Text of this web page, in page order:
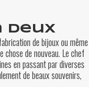
deux
de bijoux ou même
de nouveau. Le chef
en passant par diverses
de beaux souvenirs,